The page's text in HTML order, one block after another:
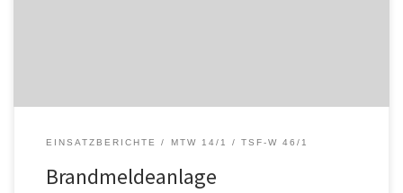
EINSATZBERICHTE MTW 14/1 TSF-W 46/1
Brandmeldeanlage